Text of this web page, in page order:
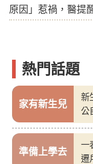
原因」惹禍，醫提
熱門話題
家有新生兒
新
公
準備上學去
一
遷